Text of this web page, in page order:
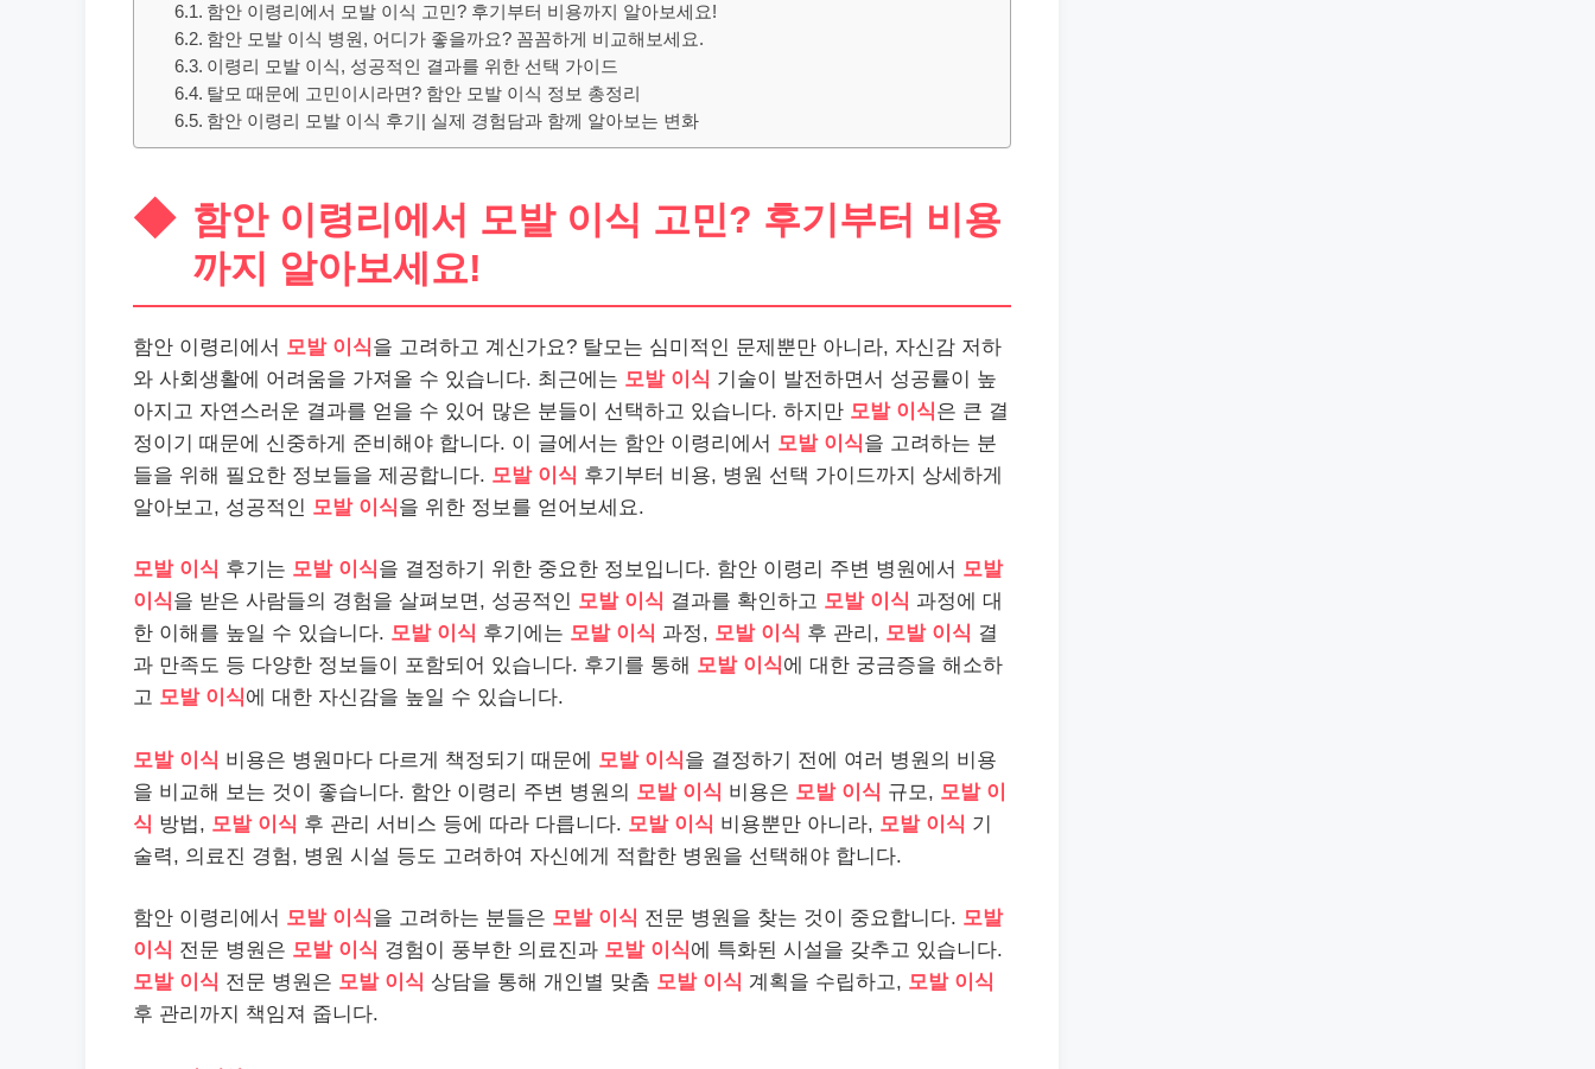
함안 이령리에서 모발 이식 고민? 후기부터 비용까지 알아보세요!
함안 모발 이식 병원, 어디가 좋을까요? 꼼꼼하게 비교해보세요.
이령리 모발 이식, 성공적인 결과를 위한 선택 가이드
탈모 때문에 고민이시라면? 함안 모발 이식 정보 총정리
함안 이령리 모발 이식 후기| 실제 경험담과 함께 알아보는 변화
함안 이령리에서 모발 이식 고민? 후기부터 비용
까지 알아보세요!
함안 이령리에서 모발 이식을 고려하고 계신가요? 탈모는 심미적인 문제뿐만 아니라, 자신감 저하
와 사회생활에 어려움을 가져올 수 있습니다. 최근에는 모발 이식 기술이 발전하면서 성공률이 높
아지고 자연스러운 결과를 얻을 수 있어 많은 분들이 선택하고 있습니다. 하지만 모발 이식은 큰 결
정이기 때문에 신중하게 준비해야 합니다. 이 글에서는 함안 이령리에서 모발 이식을 고려하는 분
들을 위해 필요한 정보들을 제공합니다. 모발 이식 후기부터 비용, 병원 선택 가이드까지 상세하게
알아보고, 성공적인 모발 이식을 위한 정보를 얻어보세요.
모발 이식 후기는 모발 이식을 결정하기 위한 중요한 정보입니다. 함안 이령리 주변 병원에서 모발
이식을 받은 사람들의 경험을 살펴보면, 성공적인 모발 이식 결과를 확인하고 모발 이식 과정에 대
한 이해를 높일 수 있습니다. 모발 이식 후기에는 모발 이식 과정, 모발 이식 후 관리, 모발 이식 결
과 만족도 등 다양한 정보들이 포함되어 있습니다. 후기를 통해 모발 이식에 대한 궁금증을 해소하
고 모발 이식에 대한 자신감을 높일 수 있습니다.
모발 이식 비용은 병원마다 다르게 책정되기 때문에 모발 이식을 결정하기 전에 여러 병원의 비용
을 비교해 보는 것이 좋습니다. 함안 이령리 주변 병원의 모발 이식 비용은 모발 이식 규모, 모발 이
식 방법, 모발 이식 후 관리 서비스 등에 따라 다릅니다. 모발 이식 비용뿐만 아니라, 모발 이식 기
술력, 의료진 경험, 병원 시설 등도 고려하여 자신에게 적합한 병원을 선택해야 합니다.
함안 이령리에서 모발 이식을 고려하는 분들은 모발 이식 전문 병원을 찾는 것이 중요합니다. 모발
이식 전문 병원은 모발 이식 경험이 풍부한 의료진과 모발 이식에 특화된 시설을 갖추고 있습니다.
모발 이식 전문 병원은 모발 이식 상담을 통해 개인별 맞춤 모발 이식 계획을 수립하고, 모발 이식
후 관리까지 책임져 줍니다.